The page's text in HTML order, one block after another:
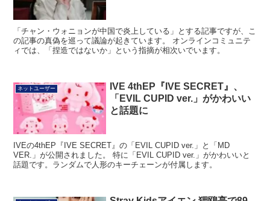
の記事の真偽を巡って議論が起きています。 オンラインコミュニテ
ィでは、「捏造ではないか」という指摘が相次いでいます。
ネットユーザー
IVE 4thEP『IVE SECRET』、
「EVIL CUPID ver.」がかわいい
と話題に
IVEの4thEP『IVE SECRET』の「EVIL CUPID ver.」と「MD
VER.」が公開されました。 特に「EVIL CUPID ver.」がかわいいと
話題です。ランダムで人形のキーチェーンが付属します。
ネットユーザー
Stray Kidsアイエン 狎鴎亭で89